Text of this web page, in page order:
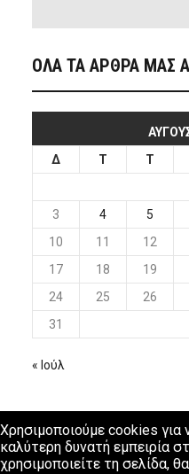
ΟΛΑ ΤΑ ΑΡΘΡΑ ΜΑΣ
Δ
Τ Τ
3
4 5
10
11 12
17
18 19
24
25 26
31
« Ιούλ
Χρησιμοποιούμε cookies
καλύτερη δυνατή εμπειρία
χρησιμοποιείτε τη σελίδα,